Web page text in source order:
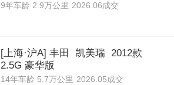
9年车龄 2.9万公里 2026.06成交
[上海·沪A] 丰田 凯美瑞 2012款
2.5G 豪华版
14年车龄 5.7万公里 2026.05成交